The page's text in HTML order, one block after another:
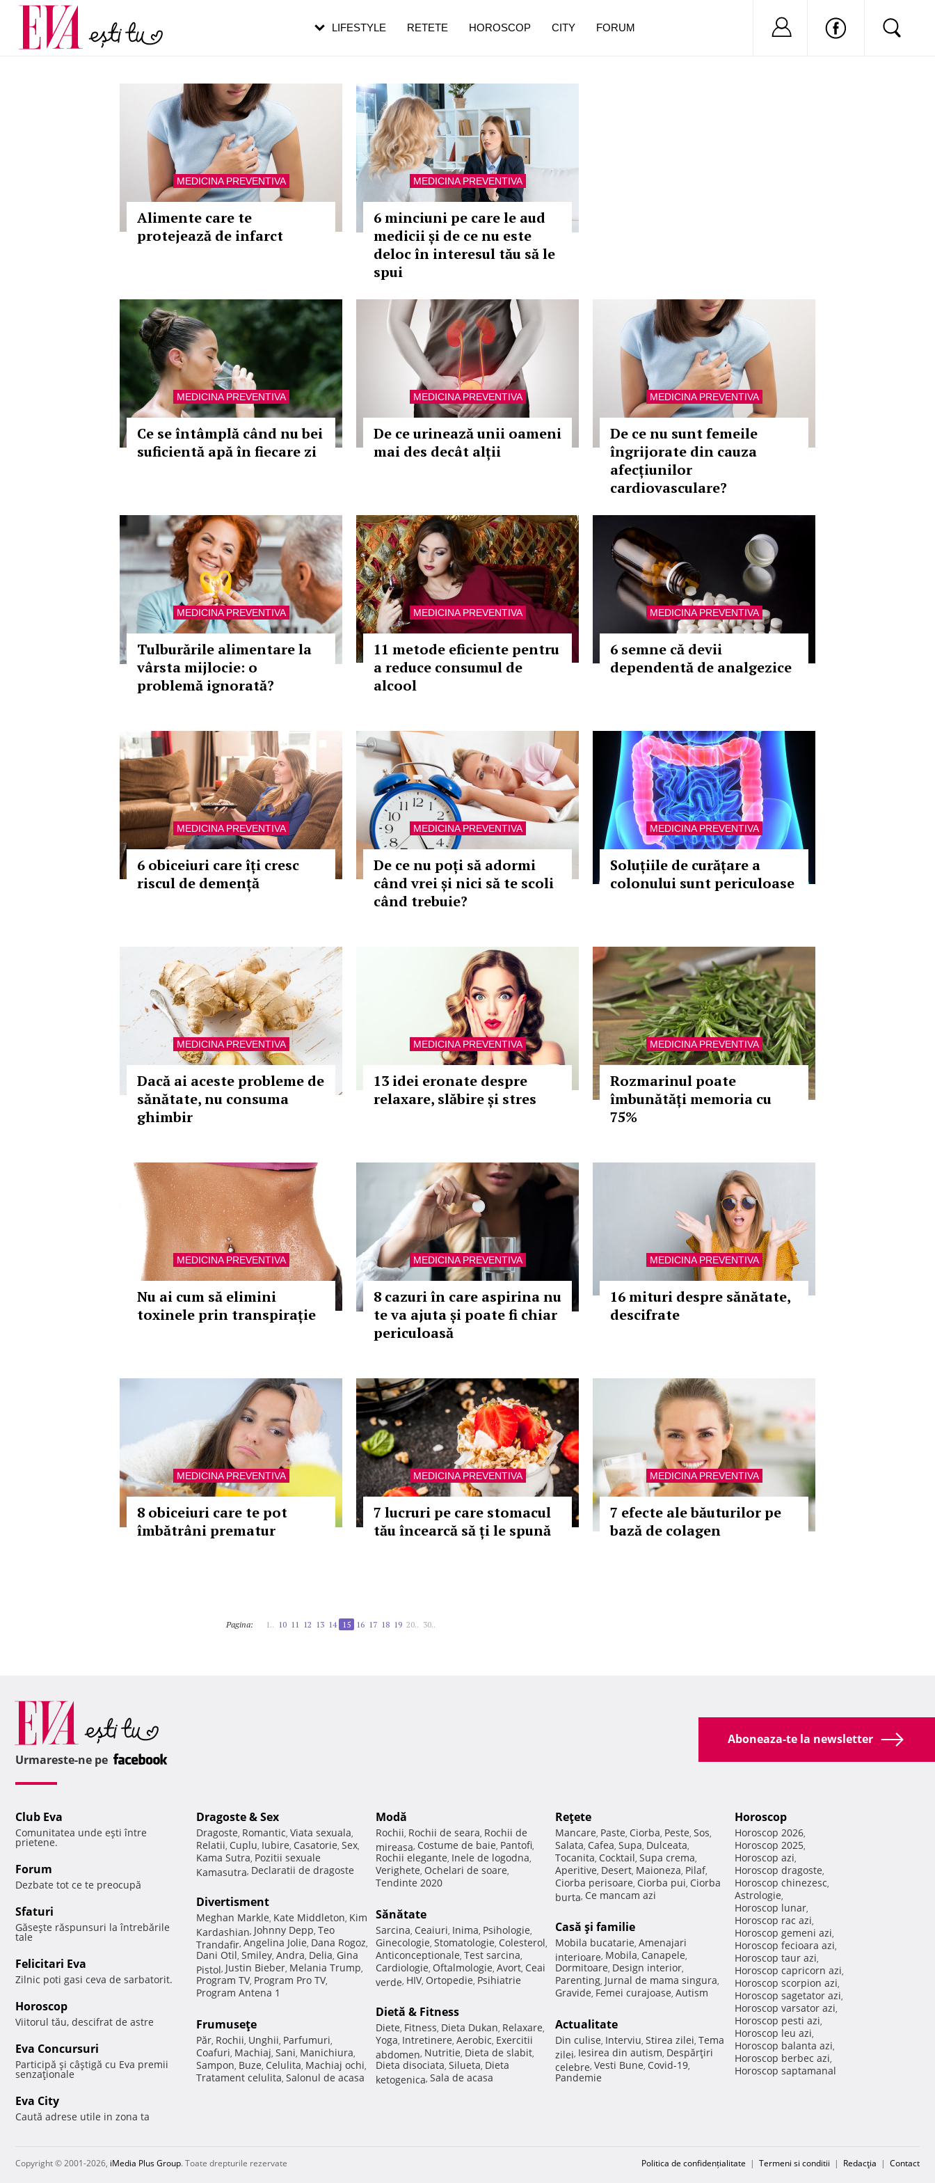
MEDICINA PREVENTIVA
Alimente care te
protejează de infarct
MEDICINA PREVENTIVA
6 minciuni pe care le aud
medicii și de ce nu este
deloc în interesul tău să le
spui
MEDICINA PREVENTIVA
Ce se întâmplă când nu bei
suficientă apă în fiecare zi
MEDICINA PREVENTIVA
De ce urinează unii oameni
mai des decât alții
MEDICINA PREVENTIVA
De ce nu sunt femeile
îngrijorate din cauza
afecțiunilor
cardiovasculare?
MEDICINA PREVENTIVA
Tulburările alimentare la
vârsta mijlocie: o
problemă ignorată?
MEDICINA PREVENTIVA
11 metode eficiente pentru
a reduce consumul de
alcool
MEDICINA PREVENTIVA
6 semne că devii
dependentă de analgezice
MEDICINA PREVENTIVA
6 obiceiuri care îți cresc
riscul de demență
MEDICINA PREVENTIVA
De ce nu poți să adormi
când vrei și nici să te scoli
când trebuie?
MEDICINA PREVENTIVA
Soluțiile de curățare a
colonului sunt periculoase
MEDICINA PREVENTIVA
Dacă ai aceste probleme de
sănătate, nu consuma
ghimbir
MEDICINA PREVENTIVA
13 idei eronate despre
relaxare, slăbire și stres
MEDICINA PREVENTIVA
Rozmarinul poate
îmbunătăți memoria cu
75%
MEDICINA PREVENTIVA
Nu ai cum să elimini
toxinele prin transpirație
MEDICINA PREVENTIVA
8 cazuri în care aspirina nu
te va ajuta și poate fi chiar
periculoasă
MEDICINA PREVENTIVA
16 mituri despre sănătate,
descifrate
MEDICINA PREVENTIVA
8 obiceiuri care te pot
îmbătrâni prematur
MEDICINA PREVENTIVA
7 lucruri pe care stomacul
tău încearcă să ți le spună
MEDICINA PREVENTIVA
7 efecte ale băuturilor pe
bază de colagen
Pagina: 1.. 10 11 12 13 14 15 16 17 18 19 20.. 30..
LIFESTYLE RETETE HOROSCOP CITY FORUM Nu ai cont?
Carieră
Actualitate
pe măsură ce înaintezi în vârstă
Aboneaza-te la newsletter
Urmareste-ne pe
Club Eva
Comunitatea unde eşti între
prietene.
Forum
Dezbate tot ce te preocupă
Sfaturi
Găseşte răspunsuri la întrebările
tale
Felicitari Eva
Zilnic poti gasi ceva de sarbatorit.
Horoscop
Viitorul tău, descifrat de astre
Eva Concursuri
Participă şi câştigă cu Eva premii
senzaţionale
Eva City
Caută adrese utile in zona ta
Dragoste & Sex
Dragoste, Romantic, Viata sexuala,
Relatii, Cuplu, Iubire, Casatorie, Sex,
Kama Sutra, Pozitii sexuale
Kamasutra, Declaratii de dragoste
Divertisment
Meghan Markle, Kate Middleton, Kim
Kardashian, Johnny Depp, Teo
Trandafir, Angelina Jolie, Dana Rogoz,
Dani Otil, Smiley, Andra, Delia, Gina
Pistol, Justin Bieber, Melania Trump,
Program TV, Program Pro TV,
Program Antena 1
Frumuseţe
Păr, Rochii, Unghii, Parfumuri,
Coafuri, Machiaj, Sani, Manichiura,
Sampon, Buze, Celulita, Machiaj ochi,
Tratament celulita, Salonul de acasa
Modă
Rochii, Rochii de seara, Rochii de
mireasa, Costume de baie, Pantofi,
Rochii elegante, Inele de logodna,
Verighete, Ochelari de soare,
Tendinte 2020
Sănătate
Sarcina, Ceaiuri, Inima, Psihologie,
Ginecologie, Stomatologie, Colesterol,
Anticonceptionale, Test sarcina,
Cardiologie, Oftalmologie, Avort, Ceai
verde, HIV, Ortopedie, Psihiatrie
Dietă & Fitness
Diete, Fitness, Dieta Dukan, Relaxare,
Yoga, Intretinere, Aerobic, Exercitii
abdomen, Nutritie, Dieta de slabit,
Dieta disociata, Silueta, Dieta
ketogenica, Sala de acasa
Reţete
Mancare, Paste, Ciorba, Peste, Sos,
Salata, Cafea, Supa, Dulceata,
Tocanita, Cocktail, Supa crema,
Aperitive, Desert, Maioneza, Pilaf,
Ciorba perisoare, Ciorba pui, Ciorba
burta, Ce mancam azi
Casă şi familie
Mobila bucatarie, Amenajari
interioare, Mobila, Canapele,
Dormitoare, Design interior,
Parenting, Jurnal de mama singura,
Gravide, Femei curajoase, Autism
Actualitate
Din culise, Interviu, Stirea zilei, Tema
zilei, Iesirea din autism, Despărţiri
celebre, Vesti Bune, Covid-19,
Pandemie
Horoscop
Horoscop 2026,
Horoscop 2025,
Horoscop azi,
Horoscop dragoste,
Horoscop chinezesc,
Astrologie,
Horoscop lunar,
Horoscop rac azi,
Horoscop gemeni azi,
Horoscop fecioara azi,
Horoscop taur azi,
Horoscop capricorn azi,
Horoscop scorpion azi,
Horoscop sagetator azi,
Horoscop varsator azi,
Horoscop pesti azi,
Horoscop leu azi,
Horoscop balanta azi,
Horoscop berbec azi,
Horoscop saptamanal
Copyright © 2001-2026, iMedia Plus Group. Toate drepturile rezervate Politica de confidențialitate | Termeni si conditii | Redacţia | Contact